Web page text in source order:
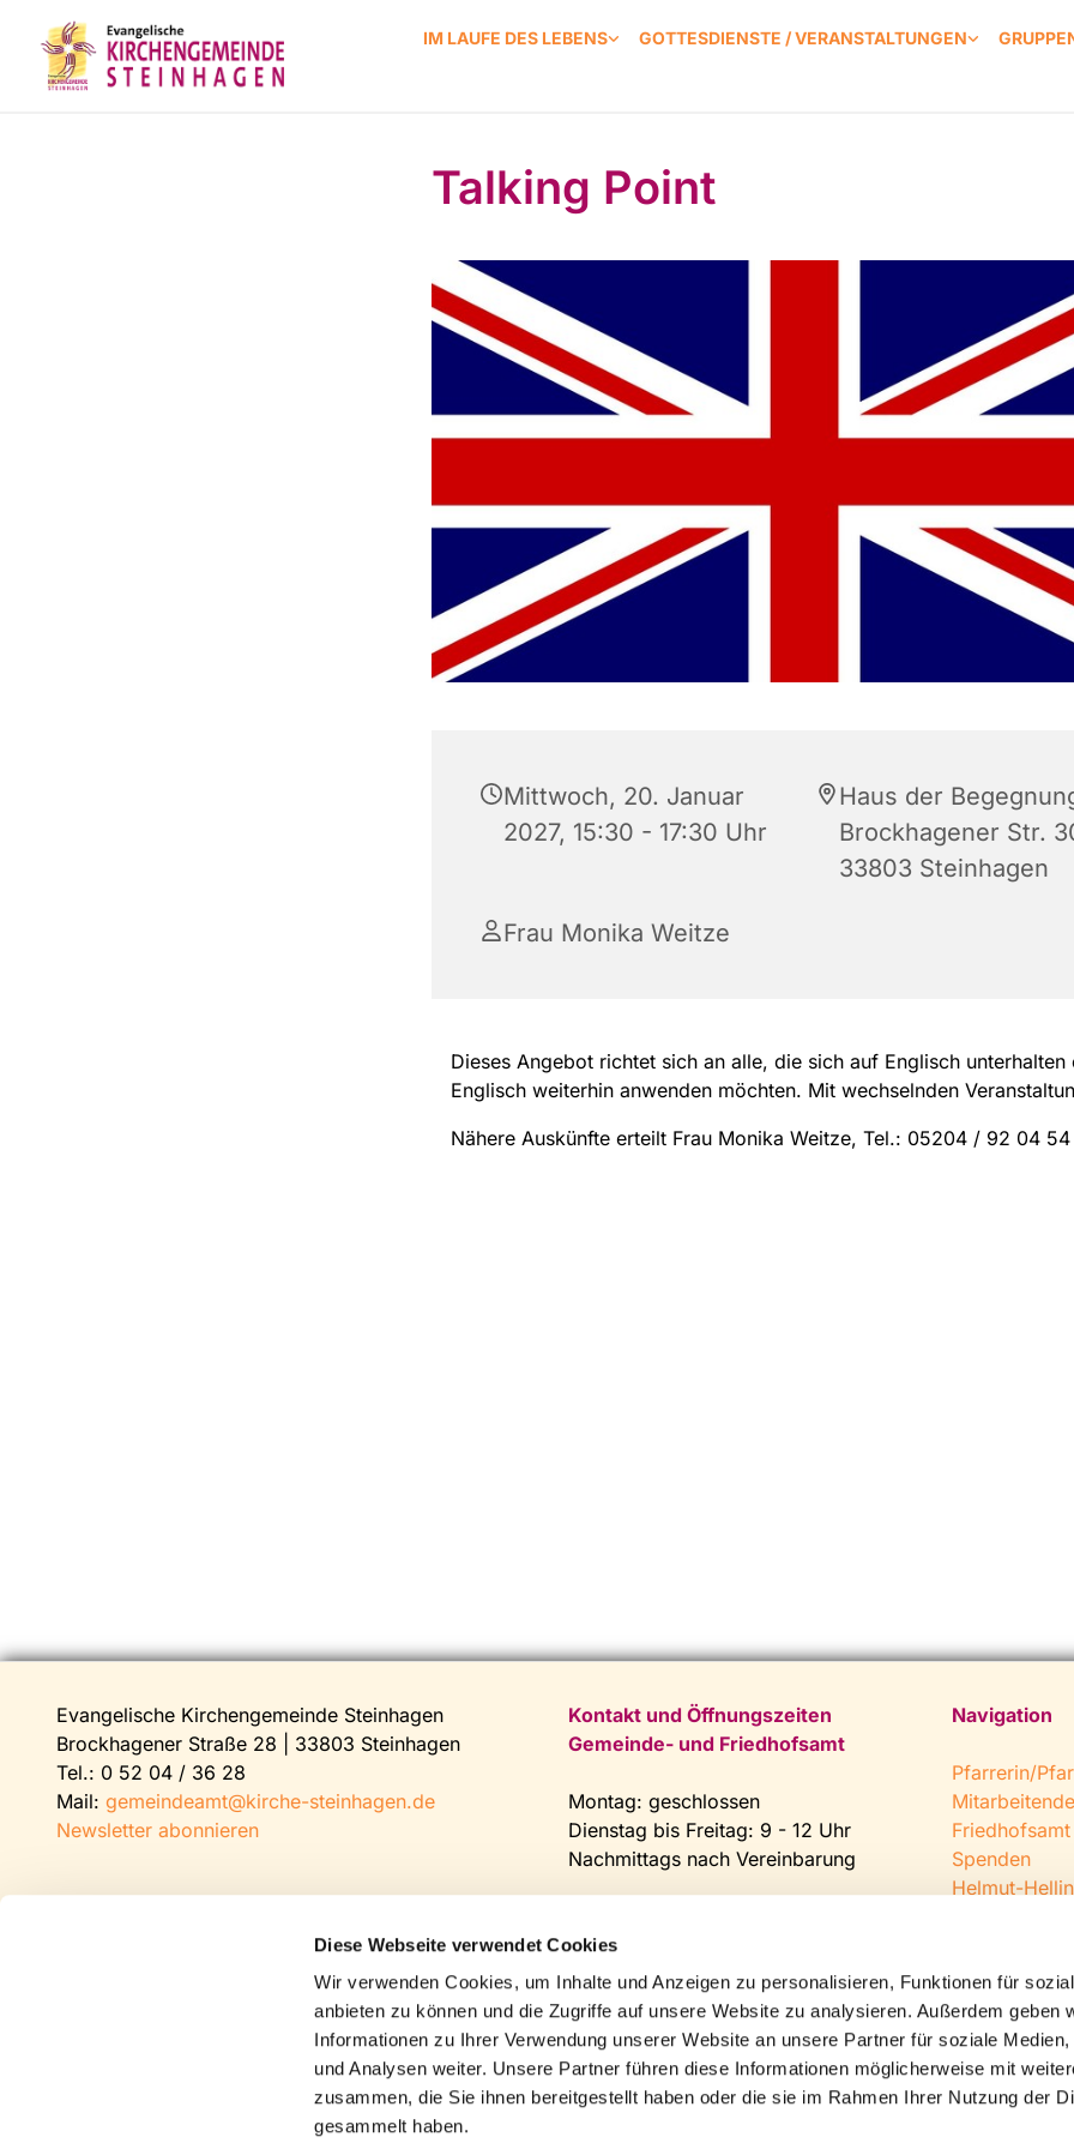
Diese Webseite verwendet Cookies
Wir verwenden Cookies, um Inhalte und Anzeigen zu personalisieren, Funktionen für
anbieten zu können und die Zugriffe auf unsere Website zu analysieren. Außerdem geben
Informationen zu Ihrer Verwendung unserer Website an unsere Partner für soziale Medien,
und Analysen weiter. Unsere Partner führen diese Informationen möglicherweise mit
zusammen, die Sie ihnen bereitgestellt haben oder die sie im Rahmen Ihrer Nutzung der
gesammelt haben.
IM LAUFE DES LEBENS GOTTESDIENSTE / VERANSTALTUNGEN
Talking Point
Mittwoch, 20. Januar
2027, 15:30 - 17:30 Uhr
Haus der
Brockhagener Str.
33803 Steinhagen
Frau Monika Weitze
Dieses Angebot richtet sich an alle, die sich auf Englisch unterhalten
Englisch weiterhin anwenden möchten. Mit wechselnden
Nähere Auskünfte erteilt Frau Monika Weitze, Tel.: 05204 / 92 04 54
Evangelische Kirchengemeinde Steinhagen
Brockhagener Straße 28 | 33803 Steinhagen
Tel.: 0 52 04 / 36 28
Mail: gemeindeamt@kirche-steinhagen.de
Newsletter abonnieren
Kontakt und Öffnungszeiten
Gemeinde- und Friedhofsamt
Montag: geschlossen
Dienstag bis Freitag: 9 - 12 Uhr
Nachmittags nach Vereinbarung
Fax: 0 52 04 / 25 65
Mail: gemeindeamt@kirche-
steinhagen.de
Navigation
Pfarrerin/
Mitarbeitende
Friedhofsamt
Spenden
Helmut-